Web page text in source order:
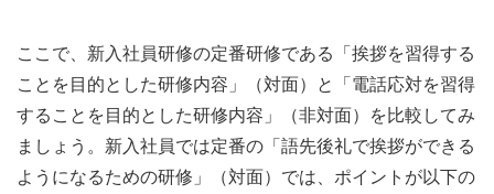
ここで、新入社員研修の定番研修である「挨拶を習得する
ことを目的とした研修内容」（対面）と「電話応対を習得
することを目的とした研修内容」（非対面）を比較してみ
ましょう。新入社員では定番の「語先後礼で挨拶ができる
ようになるための研修」（対面）では、ポイントが以下の